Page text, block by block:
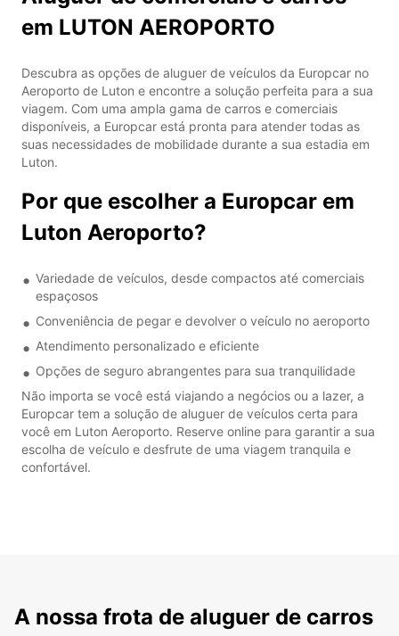
em LUTON AEROPORTO
Descubra as opções de aluguer de veículos da Europcar no
Aeroporto de Luton e encontre a solução perfeita para a sua
viagem. Com uma ampla gama de carros e comerciais
disponíveis, a Europcar está pronta para atender todas as
suas necessidades de mobilidade durante a sua estadia em
Luton.
Por que escolher a Europcar em
Luton Aeroporto?
Variedade de veículos, desde compactos até comerciais
espaçosos
Conveniência de pegar e devolver o veículo no aeroporto
Atendimento personalizado e eficiente
Opções de seguro abrangentes para sua tranquilidade
Não importa se você está viajando a negócios ou a lazer, a
Europcar tem a solução de aluguer de veículos certa para
você em Luton Aeroporto. Reserve online para garantir a sua
escolha de veículo e desfrute de uma viagem tranquila e
confortável.
A nossa frota de aluguer de carros